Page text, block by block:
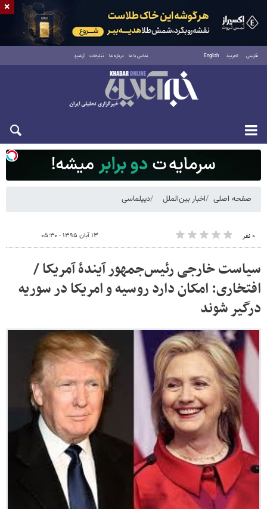
فارسی العربية English تماس با ما درباره ما تبلیغات آرشیو
شنبه ۱۷ مرداد ۱۴۰۵
صفحه اصلی اخبار بین‌الملل دیپلماسی
۰ نفر ۱۳ آبان ۱۳۹۵ - ۰۵:۳۰
سیاست خارجی رئیس‌جمهور آیندۀ آمریکا /
افتخاری: امکان دارد روسیه و امریکا در سوریه
درگیر شوند
×